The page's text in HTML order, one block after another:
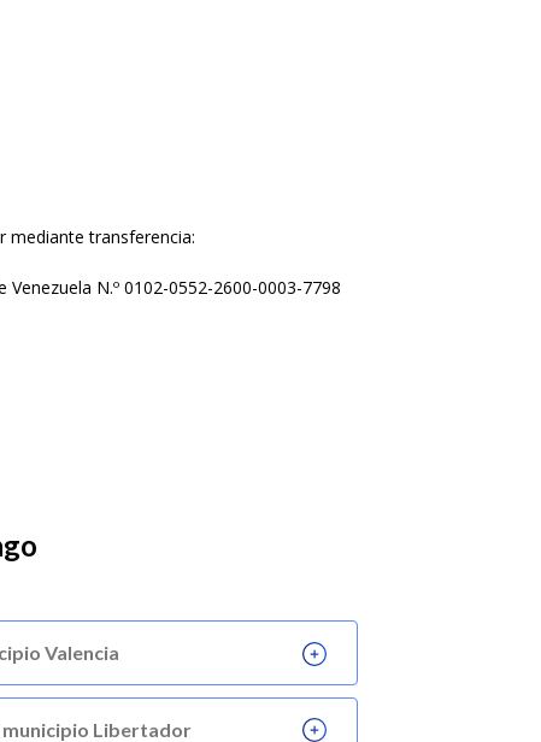
mediante transferencia:
N.º 0102-0552-2600-0003-7798
Valencia
Libertador